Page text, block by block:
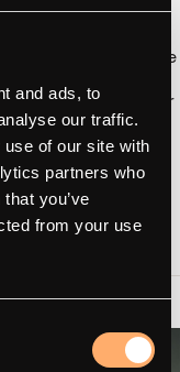
and ads, to
our traffic.
of our site with
partners who
you’ve
from your use
visar hur samarbete
lärande inom
dessa studenter
inom automation